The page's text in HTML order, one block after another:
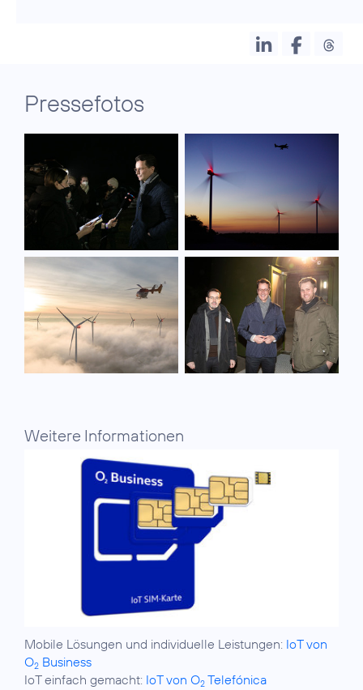
Pressefotos
Weitere Informationen
Mobile Lösungen und individuelle Leistungen: IoT von
O2 Business
IoT einfach gemacht: IoT von O2 Telefónica